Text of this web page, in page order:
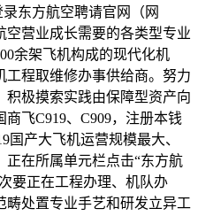
东方航空聘请官网（网
营业成长需要的各类型专业
余架飞机构成的现代化机
工程取维修办事供给商。努力
极摸索实践由保障型资产向
飞C919、C909，注册本钱
国产大飞机运营规模最大、
在所属单元栏点击“东方航
要正在工程办理、机队办
畴处置专业手艺和研发立异工